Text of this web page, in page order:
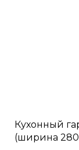
Кухонный
(ширина